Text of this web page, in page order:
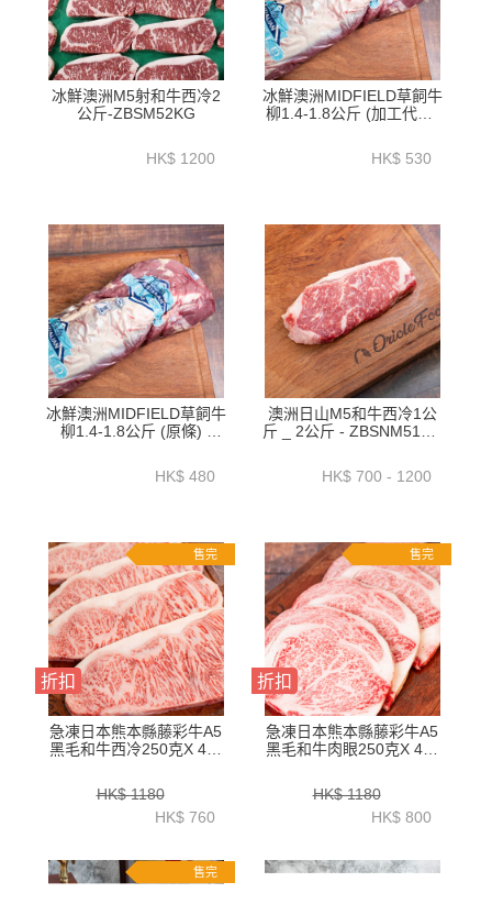
冰鮮澳洲M5射和牛西冷2
公斤-ZBSM52KG
HK$ 1200
冰鮮澳洲MIDFIELD草飼牛
柳1.4-1.8公斤 (加工代切)
HK$ 530
冰鮮澳洲MIDFIELD草飼牛
柳1.4-1.8公斤 (原條) -
HK$ 480
澳洲日山M5和牛西冷1公
斤 _ 2公斤 - ZBSNM51KG
HK$ 700 - 1200
售完
折扣
急凍日本熊本縣藤彩牛A5
黑毛和牛西冷250克X 4件
HK$ 1180
HK$ 760
售完
折扣
急凍日本熊本縣藤彩牛A5
黑毛和牛肉眼250克X 4件
HK$ 1180
HK$ 800
售完